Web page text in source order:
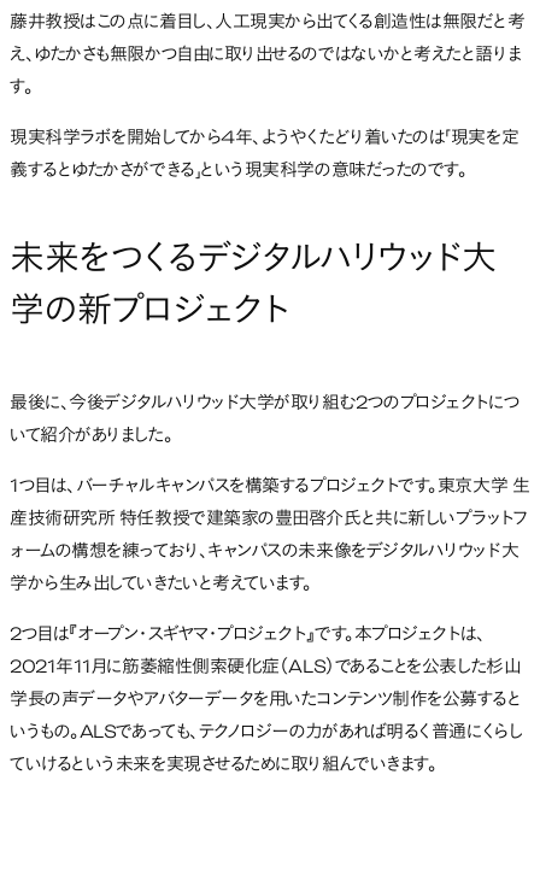
藤井教授はこの点に着目し、人工現実から出てくる創造性は無限だと考
え、ゆたかさも無限かつ自由に取り出せるのではないかと考えたと語りま
す。
現実科学ラボを開始してから4年、ようやくたどり着いたのは「現実を定
義するとゆたかさができる」という現実科学の意味だったのです。
未来をつくるデジタルハリウッド大
学の新プロジェクト
最後に、今後デジタルハリウッド大学が取り組む2つのプロジェクトにつ
いて紹介がありました。
1つ目は、バーチャルキャンパスを構築するプロジェクトです。東京大学 生
産技術研究所 特任教授で建築家の豊田啓介氏と共に新しいプラットフ
ォームの構想を練っており、キャンパスの未来像をデジタルハリウッド大
学から生み出していきたいと考えています。
2つ目は『オープン・スギヤマ・プロジェクト』です。本プロジェクトは、
2021年11月に筋萎縮性側索硬化症（ALS）であることを公表した杉山
学長の声データやアバターデータを用いたコンテンツ制作を公募すると
いうもの。ALSであっても、テクノロジーの力があれば明るく普通にくらし
ていけるという未来を実現させるために取り組んでいきます。